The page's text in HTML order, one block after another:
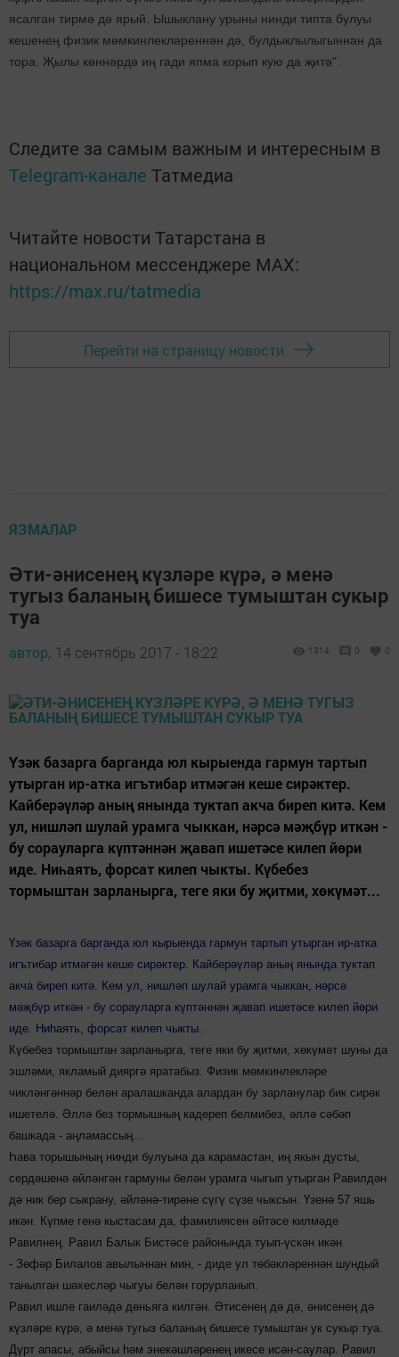
ясалган тирмә дә ярый. Ышыклану урыны нинди типта булуы
кешенең физик мөмкинлекләреннән дә, булдыклылыгыннан да
тора. Җылы көннәрдә иң гади япма корып кую да җитә".
Следите за самым важным и интересным в
Telegram-канале Татмедиа
Читайте новости Татарстана в
национальном мессенджере MАХ:
https://max.ru/tatmedia
Перейти на страницу новости
ЯЗМАЛАР
Әти-әнисенең күзләре күрә, ә менә
тугыз баланың бишесе тумыштан сукыр
туа
автор, 14 сентябрь 2017 - 18:22 1314 0 0
Үзәк базарга барганда юл кырыенда гармун тартып
утырган ир-атка игътибар итмәгән кеше сирәктер.
Кайберәүләр аның янында туктап акча биреп китә. Кем
ул, нишләп шулай урамга чыккан, нәрсә мәҗбүр иткән -
бу сорауларга күптәннән җавап ишетәсе килеп йөри
иде. Ниһаять, форсат килеп чыкты. Күбебез
тормыштан зарланырга, теге яки бу җитми, хөкүмәт...
Үзәк базарга барганда юл кырыенда гармун тартып утырган ир-атка
игътибар итмәгән кеше сирәктер. Кайберәүләр аның янында туктап
акча биреп китә. Кем ул, нишләп шулай урамга чыккан, нәрсә
мәҗбүр иткән - бу сорауларга күптәннән җавап ишетәсе килеп йөри
иде. Ниһаять, форсат килеп чыкты.
Күбебез тормыштан зарланырга, теге яки бу җитми, хөкүмәт шуны да
эшләми, якламый дияргә яратабыз. Физик мөмкинлекләре
чикләнгәннәр белән аралашканда алардан бу зарланулар бик сирәк
ишетелә. Әллә без тормышның кадереп белмибез, әллә сәбәп
башкада - аңламассың...
Һава торышының нинди булуына да карамастан, иң якын дусты,
сердәшенә әйләнгән гармуны белән урамга чыгып утырган Равилдән
дә ник бер сыкрану, әйләнә-тирәне сүгү сүзе чыксын. Үзенә 57 яшь
икән. Күпме генә кыстасам да, фамилиясен әйтәсе килмәде
Равилнең. Равил Балык Бистәсе районында туып-үскән икән.
- Зөфәр Билалов авылыннан мин, - диде ул төбәкләреннән шундый
танылган шәхесләр чыгуы белән горурланып.
Равил ишле гаиләдә дөньяга килгән. Әтисенең дә дә, әнисенең дә
күзләре күрә, ә менә тугыз баланың бишесе тумыштан ук сукыр туа.
Дүрт апасы, абыйсы һәм энекәшләренең икесе исән-саулар. Равил